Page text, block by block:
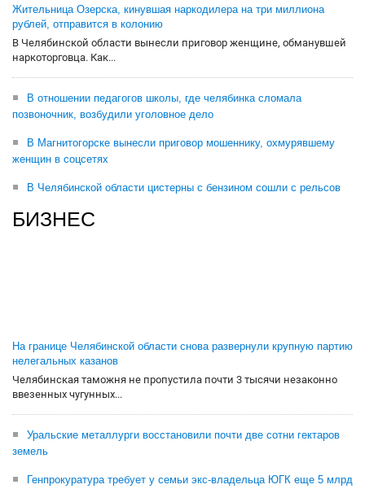
Жительница Озерска, кинувшая наркодилера на три миллиона
рублей, отправится в колонию
В Челябинской области вынесли приговор женщине, обманувшей
наркоторговца. Как...
В отношении педагогов школы, где челябинка сломала
позвоночник, возбудили уголовное дело
В Магнитогорске вынесли приговор мошеннику, охмурявшему
женщин в соцсетях
В Челябинской области цистерны с бензином сошли с рельсов
БИЗНЕС
На границе Челябинской области снова развернули крупную партию
нелегальных казанов
Челябинская таможня не пропустила почти 3 тысячи незаконно
ввезенных чугунных...
Уральские металлурги восстановили почти две сотни гектаров
земель
Генпрокуратура требует у семьи экс-владельца ЮГК еще 5 млрд